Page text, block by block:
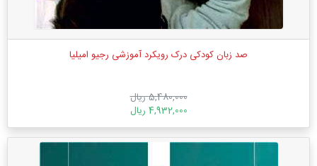
صد زبان کودکی درک رویکرد آموزشی رجیو امیلیا
5,480,000 ریال
4,932,000 ریال